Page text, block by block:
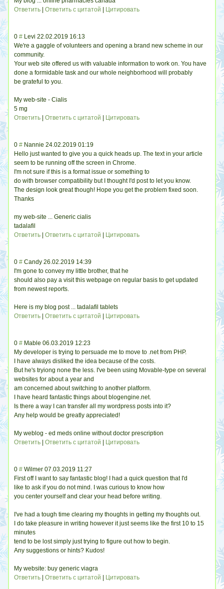
Ответить |Ответить с цитатой Цитировать
0 # Levi 22.02.2019 16:13
We're a gaggle of volunteers and opening a brand new scheme in our
community.
Your web site offered us with valuable information to work on. You have
done a formidable task and our whole neighborhood will probably
be grateful to you.
My web-site - Cialis
5 mg
Ответить |Ответить с цитатой Цитировать
0 # Nannie 24.02.2019 01:19
Hello just wanted to give you a quick heads up. The text in your article
seem to be running off the screen in Chrome.
I'm not sure if this is a format issue or something to
do with browser compatibility but I thought I'd post to let you know.
The design look great though! Hope you get the problem fixed soon.
Thanks
my web-site ... Generic cialis
tadalafil
Ответить |Ответить с цитатой Цитировать
0 # Candy 26.02.2019 14:39
I'm gone to convey my little brother, that he
should also pay a visit this webpage on regular basis to get updated
from newest reports.
Here is my blog post ... tadalafil tablets
Ответить |Ответить с цитатой Цитировать
0 # Mable 06.03.2019 12:23
My developer is trying to persuade me to move to .net from PHP.
I have always disliked the idea because of the costs.
But he's tryiong none the less. I've been using Movable-type on several
websites for about a year and
am concerned about switching to another platform.
I have heard fantastic things about blogengine.net.
Is there a way I can transfer all my wordpress posts into it?
Any help would be greatly appreciated!
My weblog - ed meds online without doctor prescription
Ответить |Ответить с цитатой Цитировать
0 # Wilmer 07.03.2019 11:27
First off I want to say fantastic blog! I had a quick question that I'd
like to ask if you do not mind. I was curious to know how
you center yourself and clear your head before writing.
I've had a tough time clearing my thoughts in getting my thoughts out.
I do take pleasure in writing however it just seems like the first 10 to 15
minutes
tend to be lost simply just trying to figure out how to begin.
Any suggestions or hints? Kudos!
My website: buy generic viagra
Ответить |Ответить с цитатой Цитировать